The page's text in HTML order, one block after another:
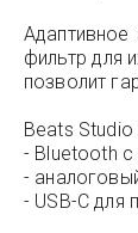
фильтр для
позволит
Beats
- Bluetooth
-
- USB-C для